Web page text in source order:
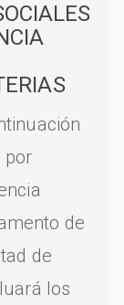
por
de
de
los